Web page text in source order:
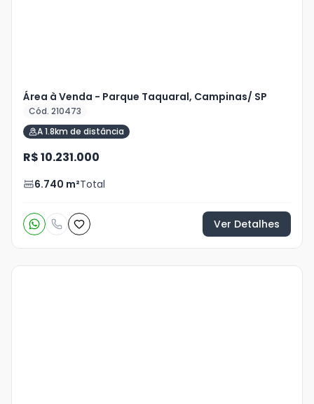
Área à Venda - Parque Taquaral, Campinas/ SP
Cód. 210473
A 1.8km de distância
R$ 10.231.000
6.740 m²Total
Ver Detalhes